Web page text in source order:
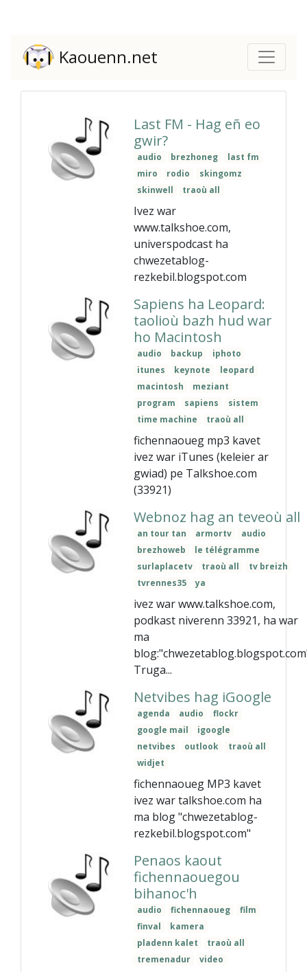
Kaouenn.net
Last FM - Hag eñ eo
gwir?
audio brezhoneg
last fm
miro
rodio
skingomz
skinwell
traoù all
Ivez war
www.talkshoe.com,
universpodcast ha
chwezetablog-
rezkebil.blogspot.com
Sapiens ha Leopard:
taolioù bazh hud war
ho Macintosh
audio backup
iphoto
itunes
keynote
leopard
macintosh
meziant
program
sapiens
sistem
time machine
traoù all
fichennaoueg mp3 kavet
ivez war iTunes (keleier ar
gwiad) pe Talkshoe.com
(33921)
Webnoz hag an teveoù all
an tour tan armortv
audio
brezhoweb
le télégramme
surlaplacetv
traoù all
tv breizh
tvrennes35
ya
ivez war www.talkshoe.com,
podkast niverenn 33921, ha war
ma
Truga...
Netvibes hag iGoogle
agenda audio
flockr
google mail
igoogle
netvibes
outlook
traoù all
widjet
fichennaoueg MP3 kavet
ivez war talkshoe.com ha
ma blog "chwezetablog-
rezkebil.blogspot.com"
Penaos kaout
fichennaouegou
bihanoc'h
audio fichennaoueg
film
finval
kamera
pladenn kalet
traoù all
tremenadur
video